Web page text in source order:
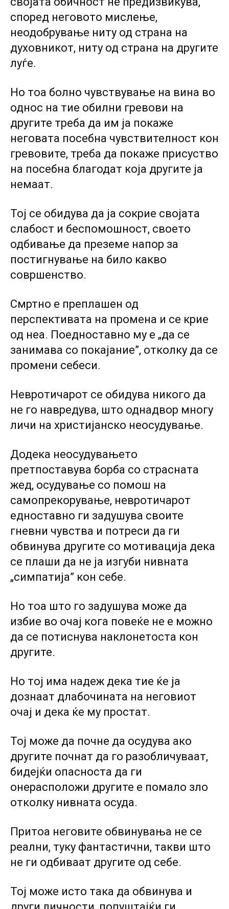
според неговото мислење,
неодобрување ниту од страна на
духовникот, ниту од страна на другите
луѓе.
Но тоа болно чувствување на вина во
однос на тие обилни гревови на
другите треба да им ја покаже
неговата посебна чувствителност кон
гревовите, треба да покаже присуство
на посебна благодат која другите ја
немаат.
Тој се обидува да ја сокрие својата
слабост и беспомошност, своето
одбивање да преземе напор за
постигнување на било какво
совршенство.
Смртно е преплашен од
перспективата на промена и се крие
од неа. Поедноставно му е „да се
занимава co покајание”, отколку да се
промени себеси.
Невротичарот се обидува никого да
не го навредува, што однадвор многу
личи на христијанско неосудување.
Додека неосудувањето
претпоставува борба co страсната
жед, осудување co помош на
самопрекорување, невротичарот
едноставно ги задушува своите
гневни чувства и потреси да ги
обвинува другите co мотивација дека
се плаши да не ја изгуби нивната
„симпатија” кон себе.
Но тоа што го задушува може да
избие во очај кога повеќе не е можно
да се потиснува наклонетоста кон
другите.
Но тој има надеж дека тие ќе ја
дознаат длабочината на неговиот
очај и дека ќе му простат.
Тој може да почне да осудува ако
другите почнат да го разобличуваат,
бидејќи опасноста да ги
онерасположи другите е помало зло
отколку нивната осуда.
Притоа неговите обвинувања не се
реални, туку фантастични, такви што
не ги одбиваат другите од себе.
Тој може исто така да обвинува и